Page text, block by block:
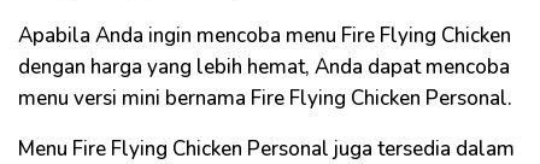
Apabila Anda ingin mencoba menu Fire Flying Chicken
dengan harga yang lebih hemat, Anda dapat mencoba
menu versi mini bernama Fire Flying Chicken Personal.
Menu Fire Flying Chicken Personal juga tersedia dalam